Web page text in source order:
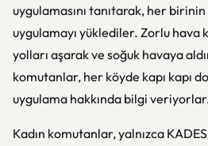
uygulamasını tanıtarak, her
uygulamayı yüklediler. Zorlu hava
yolları aşarak ve soğuk havaya
komutanlar, her köyde kapı kapı
uygulama hakkında bilgi
Kadın komutanlar, yalnızca KADES